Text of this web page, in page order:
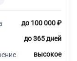
до 100 000 ₽
до 365 дней
высокое